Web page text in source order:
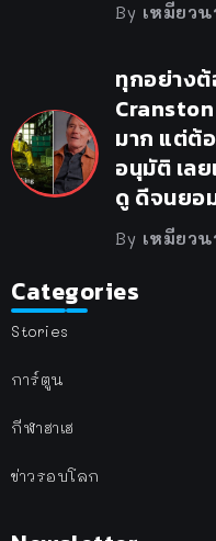
By เหมียวน
ทุกอย่างต้
มาก แต่ต้
อนุมัติ เล
ดู ดีจนยอ
By เหมียวน
Categories
Stories
การ์ตูน
กีฬาฮาเฮ
ข่าวรอบโลก